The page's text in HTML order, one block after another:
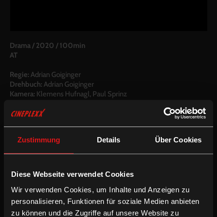
Zustimmung Details Über Cookies
Diese Webseite verwendet Cookies
Wir verwenden Cookies, um Inhalte und Anzeigen zu
personalisieren, Funktionen für soziale Medien anbieten
zu können und die Zugriffe auf unsere Website zu
Drama / 2020 / 100min
AT
Regie: Adrian Goiginger
Drehbuch: Adrian Goiginger
Kamera: Klemens Hufnagl, Paul Sprinz
Besetzung: Jakob Mader, Johannes Krisch, Iris Unterberger,
Bonusmaterial:
Making Of
Inkludierte Sprachfassungen:
Deutsche OV mit Audiodeskription
Deutsche OV mit UT für Hörgeschädigte